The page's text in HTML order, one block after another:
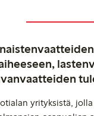
yrityksistä,